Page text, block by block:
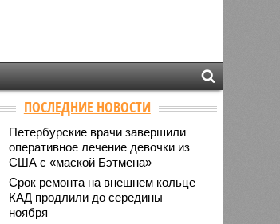
ПОСЛЕДНИЕ НОВОСТИ
Петербурские врачи завершили
оперативное лечение девочки из
США с «маской Бэтмена»
Срок ремонта на внешнем кольце
КАД продлили до середины
ноября